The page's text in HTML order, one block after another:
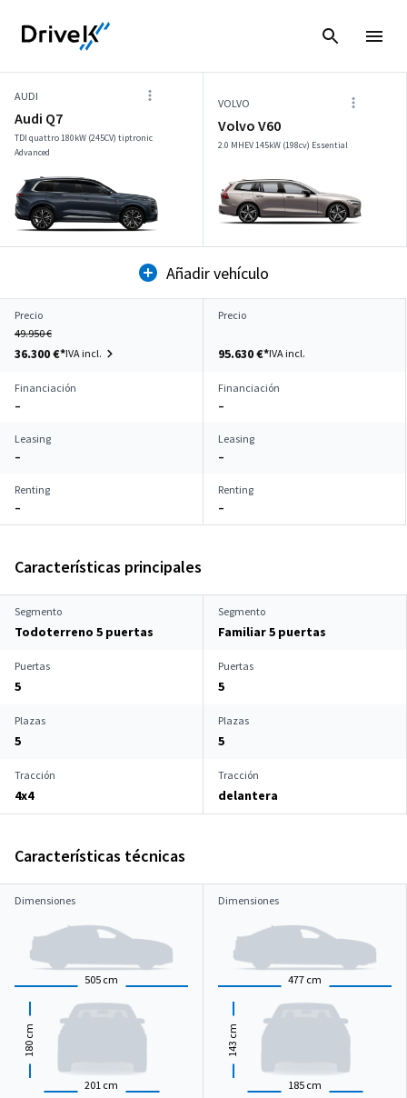
AUDI
Audi Q7
TDI quattro 180kW (245CV) tiptronic
Advanced
VOLVO
Volvo V60
2.0 MHEV 145kW (198cv) Essential
Añadir vehículo
Precio
49.950 €
36.300 €*IVA incl.
Precio
95.630 €*IVA incl.
Financiación
–
Financiación
–
Leasing
–
Leasing
–
Renting
–
Renting
–
Características principales
Segmento
Todoterreno 5 puertas
Segmento
Familiar 5 puertas
Puertas
5
Puertas
5
Plazas
5
Plazas
5
Tracción
4x4
Tracción
delantera
Características técnicas
Dimensiones
505 cm
201 cm
180
cm
Dimensiones
477 cm
185 cm
143
cm